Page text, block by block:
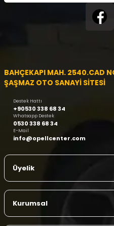
BAHÇEKAPI MAH. 2540.CAD
ŞAŞMAZ OTO SANAYİ SİTESİ
Destek Hattı
+90530 338 68 34
Whatsapp Destek
0530 338 68 34
E-Mail
info@opellcenter.com
Üyelik
Kurumsal